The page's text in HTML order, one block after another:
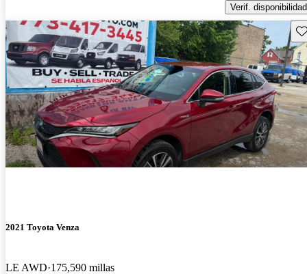
Verif. disponibilidad
2021 Toyota Venza
LE AWD 175,590 millas